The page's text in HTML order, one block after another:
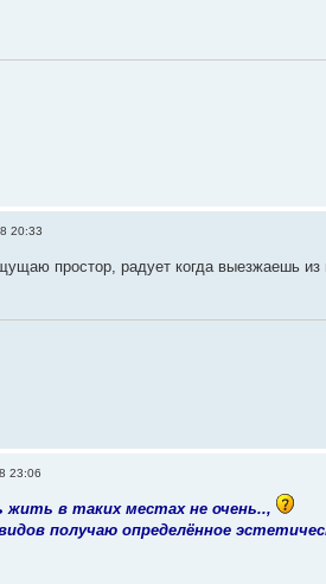
20:33
простор, радует когда выезжаешь из
23:06
в таких местах не очень..,
получаю определённое